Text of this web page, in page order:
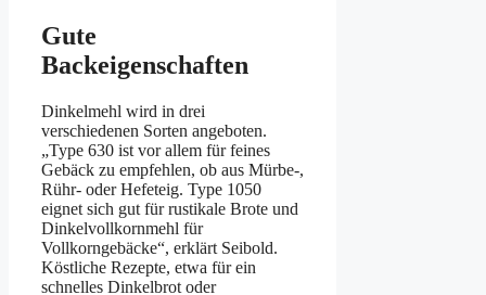
Gute
Backeigenschaften
Dinkelmehl wird in drei
verschiedenen Sorten angeboten.
„Type 630 ist vor allem für feines
Gebäck zu empfehlen, ob aus Mürbe-,
Rühr- oder Hefeteig. Type 1050
eignet sich gut für rustikale Brote und
Dinkelvollkornmehl für
Vollkorngebäcke“, erklärt Seibold.
Köstliche Rezepte, etwa für ein
schnelles Dinkelbrot oder